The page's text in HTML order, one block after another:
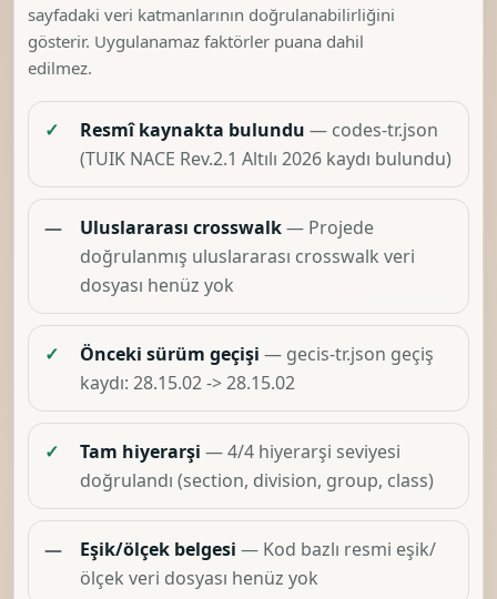
sayfadaki veri katmanlarının doğrulanabilirliğini
gösterir. Uygulanamaz faktörler puana dahil
edilmez.
✓ Resmî kaynakta bulundu — codes-tr.json
(TUIK NACE Rev.2.1 Altılı 2026 kaydı bulundu)
— Uluslararası crosswalk— Projede
doğrulanmış uluslararası crosswalk veri
dosyası henüz yok
✓ Önceki sürüm geçişi — gecis-tr.json geçiş
kaydı: 28.15.02 -> 28.15.02
✓ Tam hiyerarşi — 4/4 hiyerarşi seviyesi
doğrulandı (section, division, group, class)
— Eşik/ölçek belgesi — Kod bazlı resmi eşik/
ölçek veri dosyası henüz yok